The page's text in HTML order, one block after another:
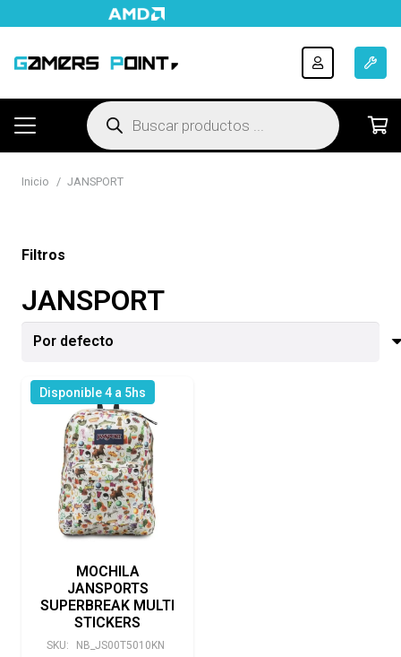
Búsqueda
de
productos
Inicio / JANSPORT
Filtros
JANSPORT
Disponible 4 a 5hs
MOCHILA
JANSPORTS
SUPERBREAK MULTI
STICKERS
SKU: NB_JS00T5010KN